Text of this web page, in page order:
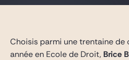
Choisis parmi une trentaine
année en Ecole de Droit, Brice